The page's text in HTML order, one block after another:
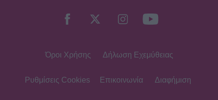
Όροι Χρήσης Δήλωση Εχεμύθειας
Ρυθμίσεις Cookies Επικοινωνία Διαφήμιση